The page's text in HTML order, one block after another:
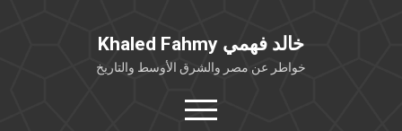
Khaled Fahmy خالد فهمي
خواطر عن مصر والشرق الأوسط والتاريخ
open
menu